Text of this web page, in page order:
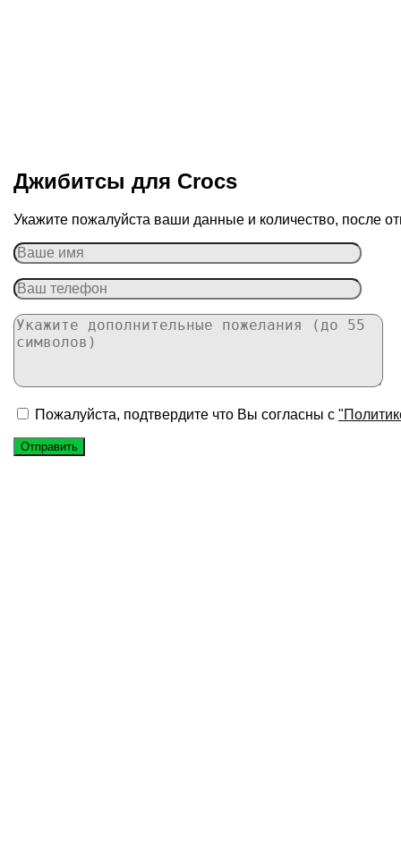
Джибитсы для Сrocs
Укажите пожалуйста ваши данные и количество, после
Пожалуйста, подтвердите что Вы согласны с